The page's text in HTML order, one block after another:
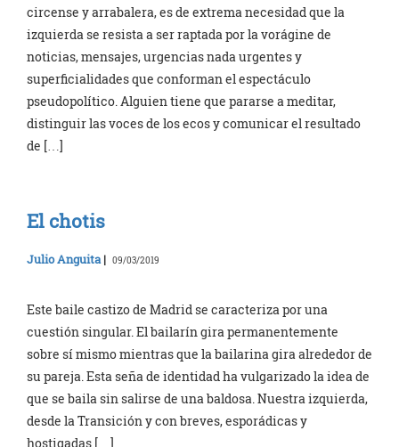
circense y arrabalera, es de extrema necesidad que la
izquierda se resista a ser raptada por la vorágine de
noticias, mensajes, urgencias nada urgentes y
superficialidades que conforman el espectáculo
pseudopolítico. Alguien tiene que pararse a meditar,
distinguir las voces de los ecos y comunicar el resultado
de […]
El chotis
Julio Anguita | 09/03/2019
Este baile castizo de Madrid se caracteriza por una
cuestión singular. El bailarín gira permanentemente
sobre sí mismo mientras que la bailarina gira alrededor de
su pareja. Esta seña de identidad ha vulgarizado la idea de
que se baila sin salirse de una baldosa. Nuestra izquierda,
desde la Transición y con breves, esporádicas y
hostigadas […]